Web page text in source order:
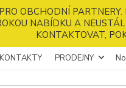
OBCHODNÍ
NABÍDKU A
KONTAKTOVAT,
KONTAKTY PRODEJNY